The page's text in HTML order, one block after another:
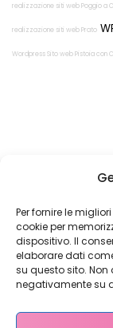
Per fornire le
cookie per
dispositivo. Il
elaborare dati
su questo sito.
negativamente su
realizzazione siti web Poggio a
realizzazione siti web Prato
Wordpress Sito web Pistoia con
Restiamo
contatto!
Come